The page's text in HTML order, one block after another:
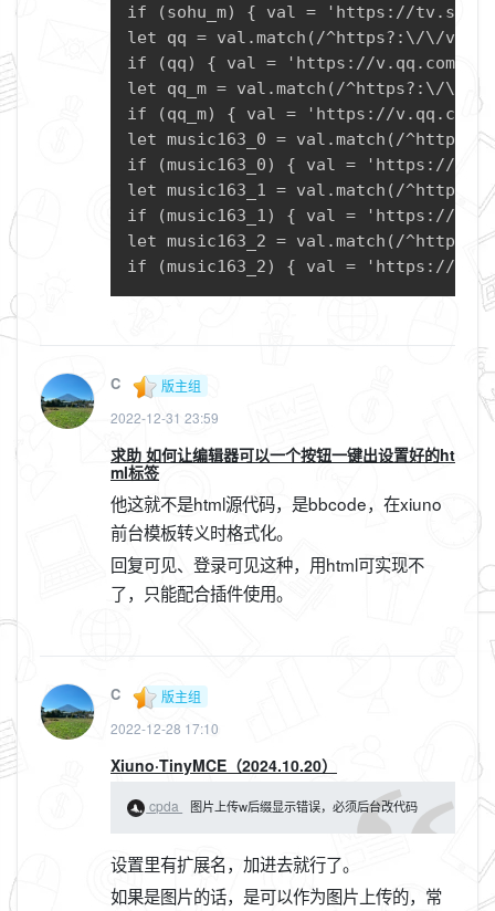
if (sohu_m) { val = 'https://
let qq = val.match(/^https?:\/\/
if (qq) { val = 'https://v.qq.com/
let qq_m = val.match(/^https?:\/\/
if (qq_m) { val = 'https://v.qq.com/
let music163_0 = val.match(/
if (music163_0) { val = 'https://
let music163_1 = val.match(/
if (music163_1) { val = 'https://
let music163_2 = val.match(/
if (music163_2) { val = 'https://
C
版主组
2022-12-31 23:59
求助 如何让编辑器可以一个按钮一键出设置好的ht
ml标签
他这就不是html源代码，是bbcode，在xiuno
前台模板转义时格式化。
回复可见、登录可见这种，用html可实现不
了，只能配合插件使用。
C
版主组
2022-12-28 17:10
Xiuno·TinyMCE（2024.10.20）
cpda 图片上传w后缀显示错误，必须后台改代码
设置里有扩展名，加进去就行了。
如果是图片的话，是可以作为图片上传的，常